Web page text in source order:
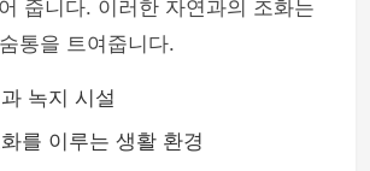
줍니다. 이러한 자연과의 조화는
통을 트여줍니다.
녹지 시설
를 이루는 생활 환경